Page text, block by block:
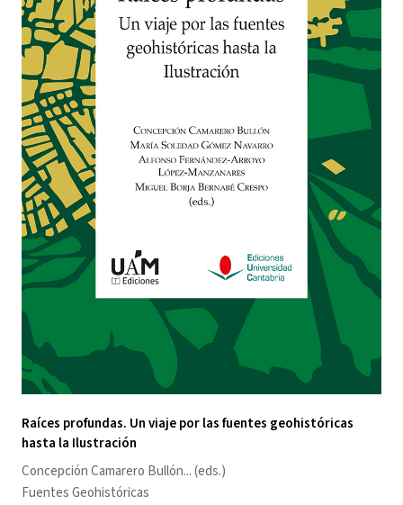
Raíces profundas. Un viaje por las fuentes geohistóricas
hasta la Ilustración
Concepción Camarero Bullón... (eds.)
Fuentes Geohistóricas